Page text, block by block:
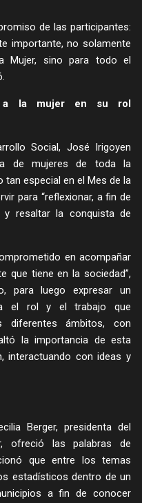
de las participantes:
importante, no solamente
Mujer, sino para todo el
a la mujer en su rol
Social, José Irigoyen
de mujeres de toda la
especial en el Mes de la
para “reflexionar, a fin de
y resaltar la conquista de
en acompañar
que tiene en la sociedad”,
para luego expresar un
el rol y el trabajo que
diferentes ámbitos, con
la importancia de esta
interactuando con ideas y
Berger, presidenta del
ofreció las palabras de
que entre los temas
estadísticos dentro de un
a fin de conocer